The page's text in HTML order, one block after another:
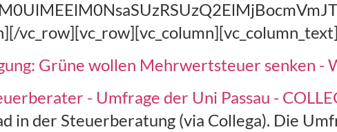
vc_row][vc_row][vc_column][vc_column_text]
Grüne wollen Mehrwertsteuer senken -
- Umfrage der Uni Passau -
in der Steuerberatung (via Collega). Die